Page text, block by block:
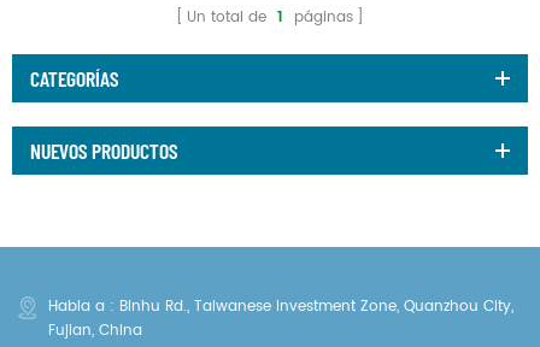
Un total de 1 páginas
CATEGORÍAS
NUEVOS PRODUCTOS
Habla a : Binhu Rd., Taiwanese Investment Zone, Quanzhou City,
Fujian, China